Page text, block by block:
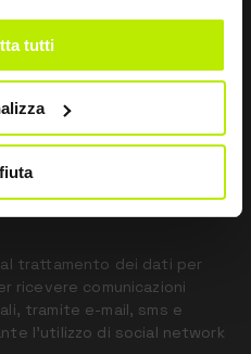
tutti
UE 679/16.
al trattamento dei dati per
ricevere comunicazioni
tramite e-mail, sms e
l’utilizzo di social network